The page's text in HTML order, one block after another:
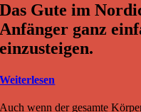
Das Gute im
Anfänger ganz
einzusteigen.
Weiterlesen
Auch wenn der gesamte